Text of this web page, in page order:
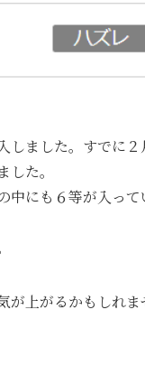
しました。すでに２
た。
中にも６等が入って
が上がるかもしれま